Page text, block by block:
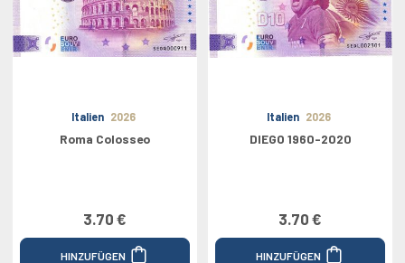
Italien 2026
Roma Colosseo
3.70 €
HINZUFÜGEN
Italien 2026
DIEGO 1960-2020
3.70 €
HINZUFÜGEN